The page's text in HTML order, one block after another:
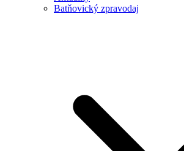
Batňovický zpravodaj